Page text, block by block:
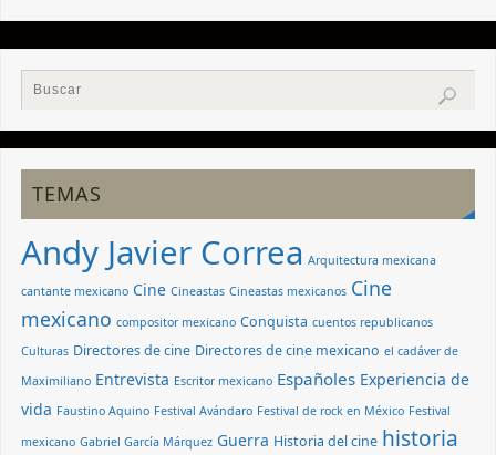
TEMAS
Andy Javier Correa Arquitectura mexicana
cantante mexicano Cine Cineastas Cineastas mexicanos Cine
mexicano compositor mexicano Conquista cuentos republicanos
Culturas Directores de cine Directores de cine mexicano el cadáver de
Maximiliano Entrevista Escritor mexicano Españoles Experiencia de
vida Faustino Aquino Festival Avándaro Festival de rock en México Festival
mexicano Gabriel García Márquez Guerra Historia del cine historia